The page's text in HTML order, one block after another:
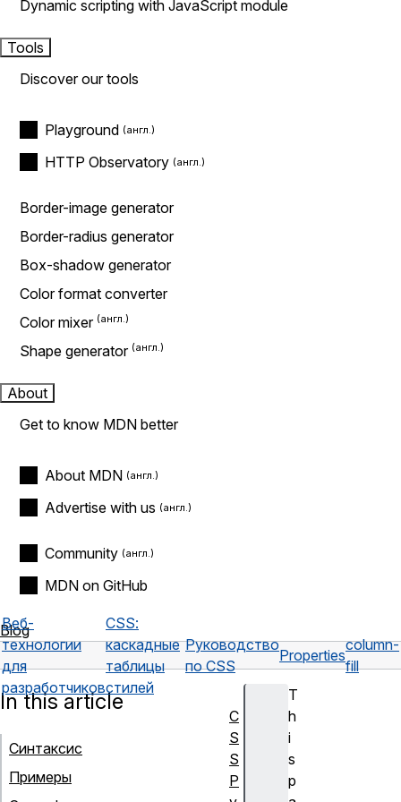
Dynamic scripting with JavaScript module
Tools
Discover our tools
Playground
HTTP Observatory
Border-image generator
Border-radius generator
Box-shadow generator
Color format converter
Color mixer
Shape generator
About
Get to know MDN better
About MDN
Advertise with us
Community
MDN on GitHub
Blog
Веб-
технологии
для
разработчиков
CSS:
каскадные
таблицы
стилей
Руководство
по CSS
Properties
column-
fill
T
h
i
s
p
In this article
Синтаксис
Примеры
C
S
S
Р